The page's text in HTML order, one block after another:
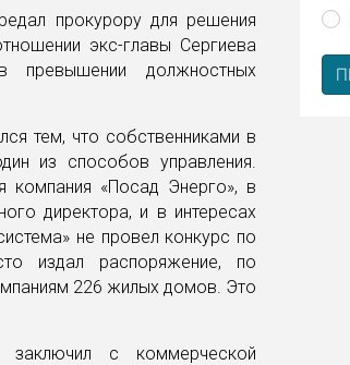
прокурору для решения
экс-главы Сергиева
превышении должностных
тем, что собственниками в
из способов управления.
«Посад Энерго», в
директора, и в интересах
не провел конкурс по
издал распоряжение, по
226 жилых домов. Это
с коммерческой